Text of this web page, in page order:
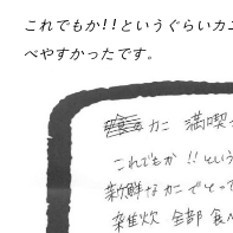
これでもか!!というぐらいカ
べやすかったです。